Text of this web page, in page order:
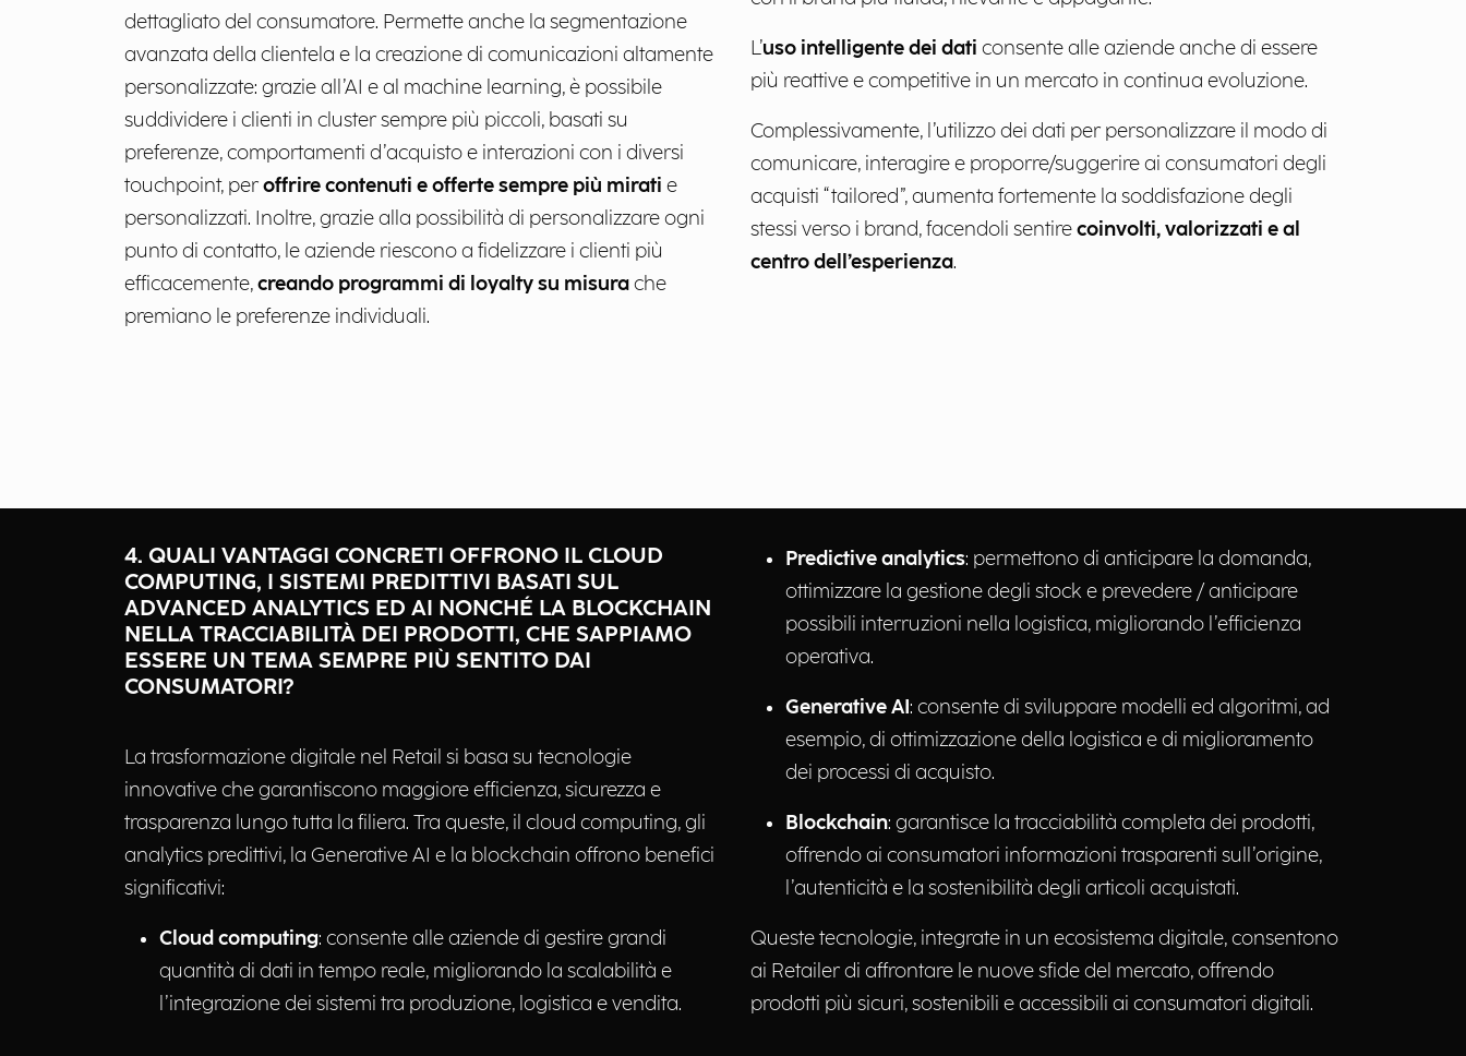
dettagliato del consumatore. Permette anche la segmentazione
avanzata della clientela e la creazione di comunicazioni altamente
personalizzate: grazie all’AI e al machine learning, è possibile
suddividere i clienti in cluster sempre più piccoli, basati su
preferenze, comportamenti d’acquisto e interazioni con i diversi
touchpoint, peroffrire contenuti e offerte sempre più mirati e
personalizzati. Inoltre, grazie alla possibilità di personalizzare ogni
punto di contatto, le aziende riescono a fidelizzare i clienti più
efficacemente,creando programmi di loyalty su misurache
premiano le preferenze individuali.
L’uso intelligente dei dati consente alle aziende anche di essere
più reattive e competitive in un mercato in continua evoluzione.
Complessivamente, l’utilizzo dei dati per personalizzare il modo di
comunicare, interagire e proporre/suggerire ai consumatori degli
acquisti “tailored”, aumenta fortemente la soddisfazione degli
stessi verso i brand, facendoli sentirecoinvolti, valorizzati e al
centro dell’esperienza.
4. QUALI VANTAGGI CONCRETI OFFRONO IL CLOUD
COMPUTING, I SISTEMI PREDITTIVI BASATI SUL
ADVANCED ANALYTICS ED AI NONCHÉ LA BLOCKCHAIN
NELLA TRACCIABILITÀ DEI PRODOTTI, CHE SAPPIAMO
ESSERE UN TEMA SEMPRE PIÙ SENTITO DAI
CONSUMATORI?
La trasformazione digitale nel Retail si basa su tecnologie
innovative che garantiscono maggiore efficienza, sicurezza e
trasparenza lungo tutta la filiera. Tra queste, il cloud computing, gli
analytics predittivi, la Generative AI e la blockchain offrono benefici
significativi:
Cloud computing: consente alle aziende di gestire grandi
quantità di dati in tempo reale, migliorando la scalabilità e
l’integrazione dei sistemi tra produzione, logistica e vendita.
Predictive analytics: permettono di anticipare la domanda,
ottimizzare la gestione degli stock e prevedere / anticipare
possibili interruzioni nella logistica, migliorando l’efficienza
operativa.
Generative AI : consente di sviluppare modelli ed algoritmi, ad
esempio, di ottimizzazione della logistica e di miglioramento
dei processi di acquisto.
Blockchain: garantisce la tracciabilità completa dei prodotti,
offrendo ai consumatori informazioni trasparenti sull’origine,
l’autenticità e la sostenibilità degli articoli acquistati.
Queste tecnologie, integrate in un ecosistema digitale, consentono
ai Retailer di affrontare le nuove sfide del mercato, offrendo
prodotti più sicuri, sostenibili e accessibili ai consumatori digitali.